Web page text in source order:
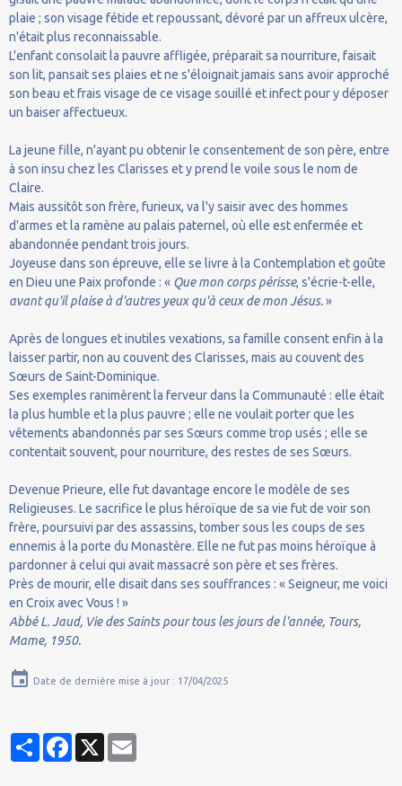
plaie ; son visage fétide et repoussant, dévoré par un affreux ulcère,
n'était plus reconnaissable.
L'enfant consolait la pauvre affligée, préparait sa nourriture, faisait
son lit, pansait ses plaies et ne s'éloignait jamais sans avoir approché
son beau et frais visage de ce visage souillé et infect pour y déposer
un baiser affectueux.
La jeune fille, n'ayant pu obtenir le consentement de son père, entre
à son insu chez les Clarisses et y prend le voile sous le nom de
Claire.
Mais aussitôt son frère, furieux, va l'y saisir avec des hommes
d'armes et la ramène au palais paternel, où elle est enfermée et
abandonnée pendant trois jours.
Joyeuse dans son épreuve, elle se livre à la Contemplation et goûte
en Dieu une Paix profonde : « Que mon corps périsse, s'écrie-t-elle,
avant qu'il plaise à d'autres yeux qu'à ceux de mon Jésus.»
Après de longues et inutiles vexations, sa famille consent enfin à la
laisser partir, non au couvent des Clarisses, mais au couvent des
Sœurs de Saint-Dominique.
Ses exemples ranimèrent la ferveur dans la Communauté : elle était
la plus humble et la plus pauvre ; elle ne voulait porter que les
vêtements abandonnés par ses Sœurs comme trop usés ; elle se
contentait souvent, pour nourriture, des restes de ses Sœurs.
Devenue Prieure, elle fut davantage encore le modèle de ses
Religieuses. Le sacrifice le plus héroïque de sa vie fut de voir son
frère, poursuivi par des assassins, tomber sous les coups de ses
ennemis à la porte du Monastère. Elle ne fut pas moins héroïque à
pardonner à celui qui avait massacré son père et ses frères.
Près de mourir, elle disait dans ses souffrances : « Seigneur, me voici
en Croix avec Vous ! »
Abbé L. Jaud, Vie des Saints pour tous les jours de l'année, Tours,
Mame, 1950.
Date de dernière mise à jour : 17/04/2025
PartagerFacebook
X